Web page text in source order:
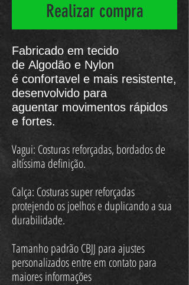
Realizar compra
Fabricado em tecido
de Algodão e Nylon
é confortavel e mais resistente,
desenvolvido para
aguentar movimentos rápidos
e fortes.
Vagui: Costuras reforçadas, bordados de
altíssima definição.
Calça: Costuras super reforçadas
protejendo os joelhos e duplicando a sua
durabilidade.
Tamanho padrão CBJJ para ajustes
personalizados entre em contato para
maiores informações